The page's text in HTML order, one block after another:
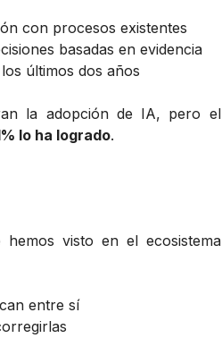
con procesos existentes
basadas en evidencia
últimos dos años
la adopción de IA, pero el
lo ha logrado.
visto en el ecosistema
entre sí